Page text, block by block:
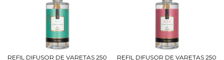
REFIL DIFUSOR DE VARETAS 250
REFIL DIFUSOR DE VARETAS 250